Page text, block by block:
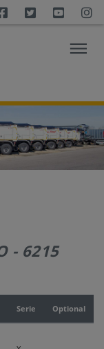
Facebook
Twitter
- 6215
Serie Optional